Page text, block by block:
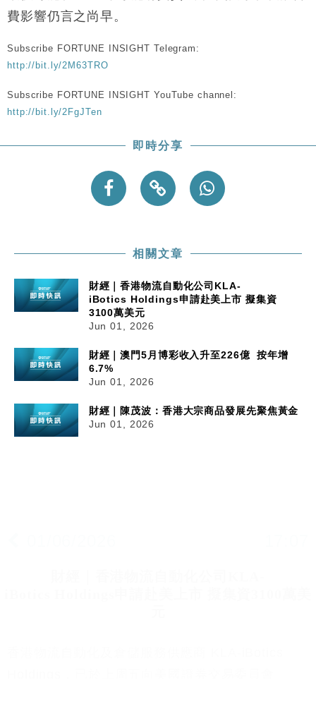
費影響仍言之尚早。
Subscribe FORTUNE INSIGHT Telegram:
http://bit.ly/2M63TRO
Subscribe FORTUNE INSIGHT YouTube channel:
http://bit.ly/2FgJTen
即時分享
相關文章
財經｜香港物流自動化公司KLA-
iBotics Holdings申請赴美上市 擬集資
3100萬美元
Jun 01, 2026
財經｜澳門5月博彩收入升至226億 按年增
6.7%
Jun 01, 2026
財經｜陳茂波：香港大宗商品發展先聚焦黃金
Jun 01, 2026